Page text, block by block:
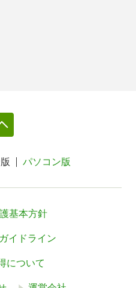
パソコン版
基本方針
イドライン
について